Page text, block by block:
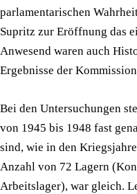
parlamentarischen
Supritz zur Eröffnung das
Anwesend waren auch
Ergebnisse der
Bei den Untersuchungen
von 1945 bis 1948 fast
sind, wie in den
Anzahl von 72 Lagern
Arbeitslager), war gleich.